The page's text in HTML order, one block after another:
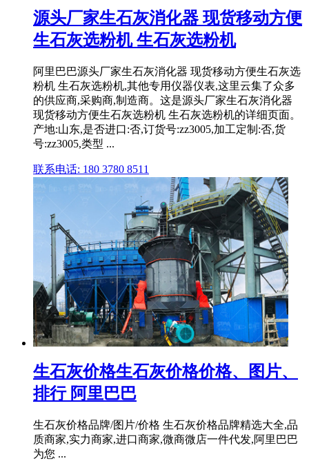
源头厂家生石灰消化器 现货移动方便
生石灰选粉机 生石灰选粉机
阿里巴巴源头厂家生石灰消化器 现货移动方便生石灰选
粉机 生石灰选粉机,其他专用仪器仪表,这里云集了众多
的供应商,采购商,制造商。这是源头厂家生石灰消化器
现货移动方便生石灰选粉机 生石灰选粉机的详细页面。
产地:山东,是否进口:否,订货号:zz3005,加工定制:否,货
号:zz3005,类型 ...
联系电话: 180 3780 8511
生石灰价格生石灰价格价格、图片、
排行 阿里巴巴
生石灰价格品牌/图片/价格 生石灰价格品牌精选大全,品
质商家,实力商家,进口商家,微商微店一件代发,阿里巴巴
为您 ...